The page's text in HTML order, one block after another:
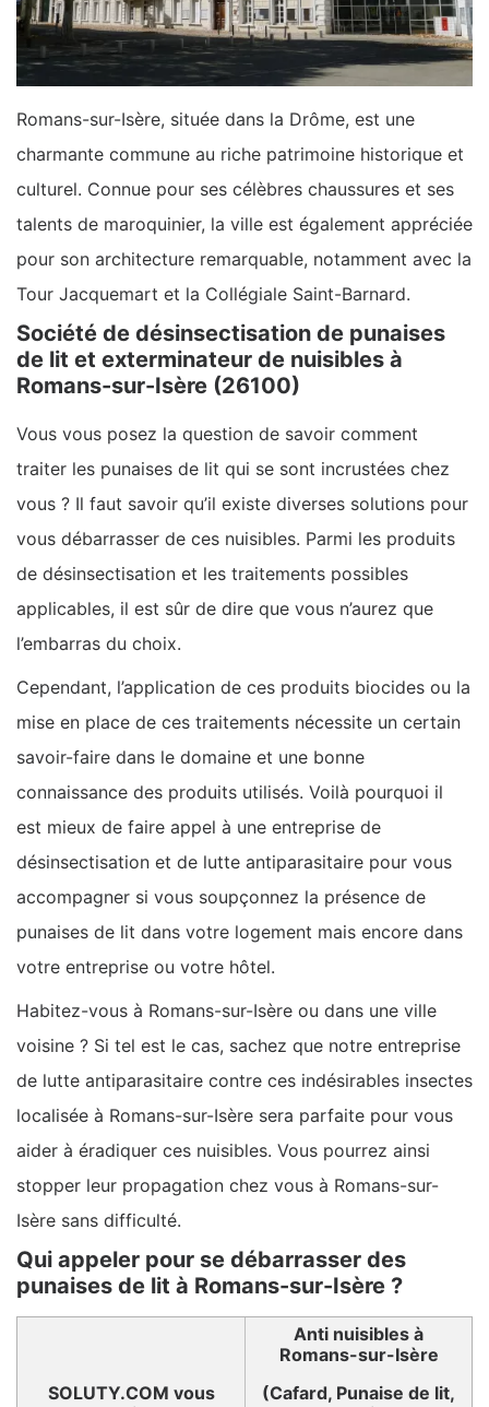
Romans-sur-Isère, située dans la Drôme, est une
charmante commune au riche patrimoine historique et
culturel. Connue pour ses célèbres chaussures et ses
talents de maroquinier, la ville est également appréciée
pour son architecture remarquable, notamment avec la
Tour Jacquemart et la Collégiale Saint-Barnard.
Société de désinsectisation de punaises
de lit et exterminateur de nuisibles à
Romans-sur-Isère (26100)
Vous vous posez la question de savoir comment
traiter les punaises de lit qui se sont incrustées chez
vous ? Il faut savoir qu’il existe diverses solutions pour
vous débarrasser de ces nuisibles. Parmi les produits
de désinsectisation et les traitements possibles
applicables, il est sûr de dire que vous n’aurez que
l’embarras du choix.
Cependant, l’application de ces produits biocides ou la
mise en place de ces traitements nécessite un certain
savoir-faire dans le domaine et une bonne
connaissance des produits utilisés. Voilà pourquoi il
est mieux de faire appel à une entreprise de
désinsectisation et de lutte antiparasitaire pour vous
accompagner si vous soupçonnez la présence de
punaises de lit dans votre logement mais encore dans
votre entreprise ou votre hôtel.
Habitez-vous à Romans-sur-Isère ou dans une ville
voisine ? Si tel est le cas, sachez que notre entreprise
de lutte antiparasitaire contre ces indésirables insectes
localisée à Romans-sur-Isère sera parfaite pour vous
aider à éradiquer ces nuisibles. Vous pourrez ainsi
stopper leur propagation chez vous à Romans-sur-
Isère sans difficulté.
Qui appeler pour se débarrasser des
punaises de lit à Romans-sur-Isère ?
SOLUTY.COM vous
Anti nuisibles à
Romans-sur-Isère
(Cafard, Punaise de lit,